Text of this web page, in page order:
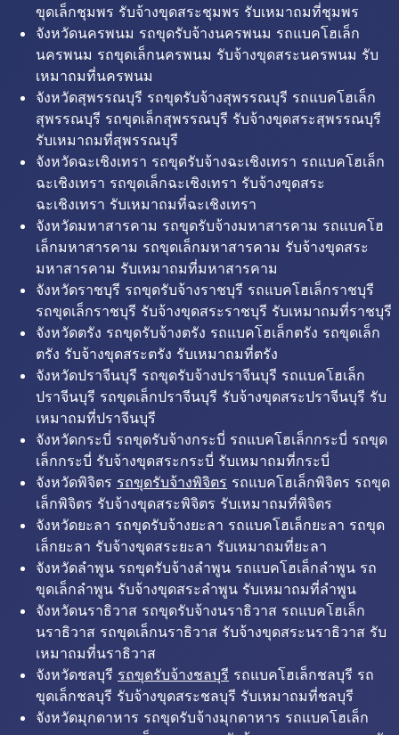
ขุดเล็กชุมพร รับจ้างขุดสระชุมพร รับเหมาถมที่ชุมพร
จังหวัดนครพนม รถขุดรับจ้างนครพนม รถแบคโฮเล็ก
นครพนม รถขุดเล็กนครพนม รับจ้างขุดสระนครพนม รับ
เหมาถมที่นครพนม
จังหวัดสุพรรณบุรี รถขุดรับจ้างสุพรรณบุรี รถแบคโฮเล็ก
สุพรรณบุรี รถขุดเล็กสุพรรณบุรี รับจ้างขุดสระสุพรรณบุรี
รับเหมาถมที่สุพรรณบุรี
จังหวัดฉะเชิงเทรา รถขุดรับจ้างฉะเชิงเทรา รถแบคโฮเล็ก
ฉะเชิงเทรา รถขุดเล็กฉะเชิงเทรา รับจ้างขุดสระ
ฉะเชิงเทรา รับเหมาถมที่ฉะเชิงเทรา
จังหวัดมหาสารคาม รถขุดรับจ้างมหาสารคาม รถแบคโฮ
เล็กมหาสารคาม รถขุดเล็กมหาสารคาม รับจ้างขุดสระ
มหาสารคาม รับเหมาถมที่มหาสารคาม
จังหวัดราชบุรี รถขุดรับจ้างราชบุรี รถแบคโฮเล็กราชบุรี
รถขุดเล็กราชบุรี รับจ้างขุดสระราชบุรี รับเหมาถมที่ราชบุรี
จังหวัดตรัง รถขุดรับจ้างตรัง รถแบคโฮเล็กตรัง รถขุดเล็ก
ตรัง รับจ้างขุดสระตรัง รับเหมาถมที่ตรัง
จังหวัดปราจีนบุรี รถขุดรับจ้างปราจีนบุรี รถแบคโฮเล็ก
ปราจีนบุรี รถขุดเล็กปราจีนบุรี รับจ้างขุดสระปราจีนบุรี รับ
เหมาถมที่ปราจีนบุรี
จังหวัดกระบี่ รถขุดรับจ้างกระบี่ รถแบคโฮเล็กกระบี่ รถขุด
เล็กกระบี่ รับจ้างขุดสระกระบี่ รับเหมาถมที่กระบี่
จังหวัดพิจิตร รถขุดรับจ้างพิจิตร รถแบคโฮเล็กพิจิตร รถขุด
เล็กพิจิตร รับจ้างขุดสระพิจิตร รับเหมาถมที่พิจิตร
จังหวัดยะลา รถขุดรับจ้างยะลา รถแบคโฮเล็กยะลา รถขุด
เล็กยะลา รับจ้างขุดสระยะลา รับเหมาถมที่ยะลา
จังหวัดลำพูน รถขุดรับจ้างลำพูน รถแบคโฮเล็กลำพูน รถ
ขุดเล็กลำพูน รับจ้างขุดสระลำพูน รับเหมาถมที่ลำพูน
จังหวัดนราธิวาส รถขุดรับจ้างนราธิวาส รถแบคโฮเล็ก
นราธิวาส รถขุดเล็กนราธิวาส รับจ้างขุดสระนราธิวาส รับ
เหมาถมที่นราธิวาส
จังหวัดชลบุรี รถขุดรับจ้างชลบุรี รถแบคโฮเล็กชลบุรี รถ
ขุดเล็กชลบุรี รับจ้างขุดสระชลบุรี รับเหมาถมที่ชลบุรี
จังหวัดมุกดาหาร รถขุดรับจ้างมุกดาหาร รถแบคโฮเล็ก